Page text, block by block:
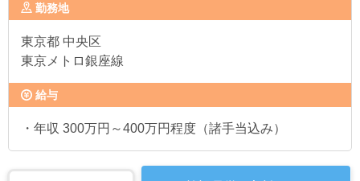
勤務地
東京都 中央区
東京メトロ銀座線
給与
・年収 300万円～400万円程度（諸手当込み）